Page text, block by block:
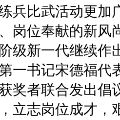
兵比武活动更加
岗位奉献的新风
级新一代继续作
一书记宋德福代
奖者联合发出倡
立志岗位成才，